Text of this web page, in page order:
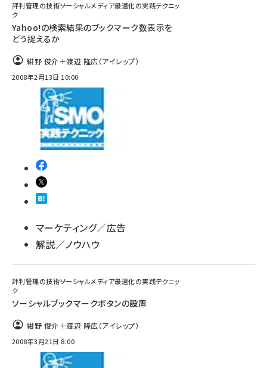
評判管理の技術――ソーシャルメディア最適化の実践テクニッ
ク
Yahoo!の検索結果のブックマーク数表示を
どう捉えるか
紺野 俊介＋渡辺 隆広（アイレップ）
2008年2月13日 10:00
マーケティング／広告
解説／ノウハウ
評判管理の技術――ソーシャルメディア最適化の実践テクニッ
ク
ソーシャルブックマークボタンの設置
紺野 俊介＋渡辺 隆広（アイレップ）
2008年3月21日 8:00